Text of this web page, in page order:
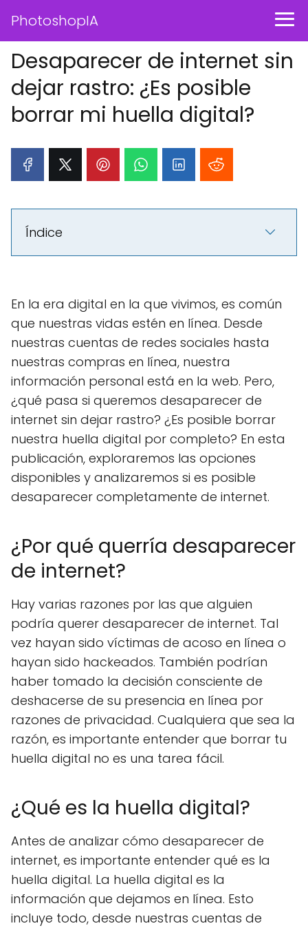
PhotoshopIA
Desaparecer de internet sin
dejar rastro: ¿Es posible
borrar mi huella digital?
Índice
En la era digital en la que vivimos, es común
que nuestras vidas estén en línea. Desde
nuestras cuentas de redes sociales hasta
nuestras compras en línea, nuestra
información personal está en la web. Pero,
¿qué pasa si queremos desaparecer de
internet sin dejar rastro? ¿Es posible borrar
nuestra huella digital por completo? En esta
publicación, exploraremos las opciones
disponibles y analizaremos si es posible
desaparecer completamente de internet.
¿Por qué querría desaparecer
de internet?
Hay varias razones por las que alguien
podría querer desaparecer de internet. Tal
vez hayan sido víctimas de acoso en línea o
hayan sido hackeados. También podrían
haber tomado la decisión consciente de
deshacerse de su presencia en línea por
razones de privacidad. Cualquiera que sea la
razón, es importante entender que borrar tu
huella digital no es una tarea fácil.
¿Qué es la huella digital?
Antes de analizar cómo desaparecer de
internet, es importante entender qué es la
huella digital. La huella digital es la
información que dejamos en línea. Esto
incluye todo, desde nuestras cuentas de